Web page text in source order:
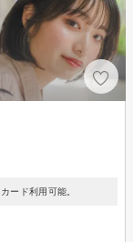
ード利用可能。